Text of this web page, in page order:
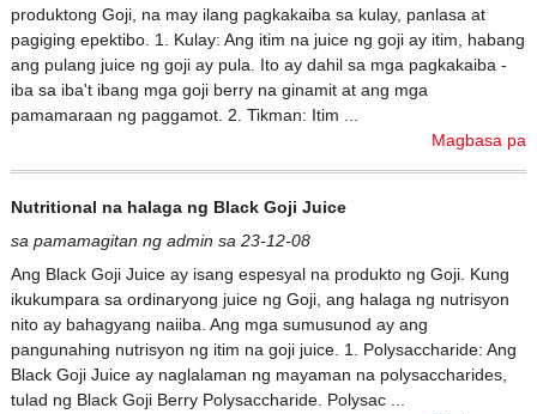
produktong Goji, na may ilang pagkakaiba sa kulay, panlasa at
pagiging epektibo. 1. Kulay: Ang itim na juice ng goji ay itim, habang
ang pulang juice ng goji ay pula. Ito ay dahil sa mga pagkakaiba -
iba sa iba't ibang mga goji berry na ginamit at ang mga
pamamaraan ng paggamot. 2. Tikman: Itim ...
Magbasa pa
Nutritional na halaga ng Black Goji Juice
sa pamamagitan ng admin sa 23-12-08
Ang Black Goji Juice ay isang espesyal na produkto ng Goji. Kung
ikukumpara sa ordinaryong juice ng Goji, ang halaga ng nutrisyon
nito ay bahagyang naiiba. Ang mga sumusunod ay ang
pangunahing nutrisyon ng itim na goji juice. 1. Polysaccharide: Ang
Black Goji Juice ay naglalaman ng mayaman na polysaccharides,
tulad ng Black Goji Berry Polysaccharide. Polysac ...